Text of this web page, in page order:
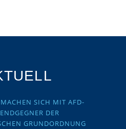
SICH MIT AFD-
DER
GRUNDORDNUNG